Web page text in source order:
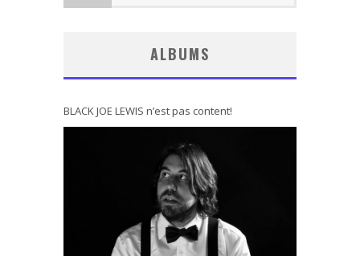
ALBUMS
BLACK JOE LEWIS n’est pas content!